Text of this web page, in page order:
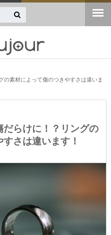
の素材によって傷のつきやすさは違いま
らけに！？リングの
さは違います！